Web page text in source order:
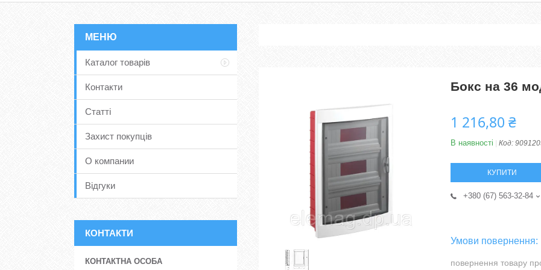
Бокс на 36
1 216,80 ₴
В наявності Код:
КУПИТИ
+380 (67) 563-32-84
повернення товару
Каталог товарів
Контакти
Статті
Захист покупців
О компании
Відгуки
КОНТАКТИ